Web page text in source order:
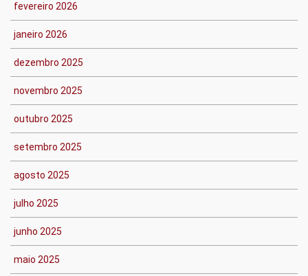
fevereiro 2026
janeiro 2026
dezembro 2025
novembro 2025
outubro 2025
setembro 2025
agosto 2025
julho 2025
junho 2025
maio 2025